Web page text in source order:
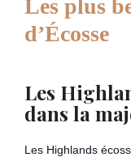
Les plus
d’Écosse
Les
dans la
Les Highlands